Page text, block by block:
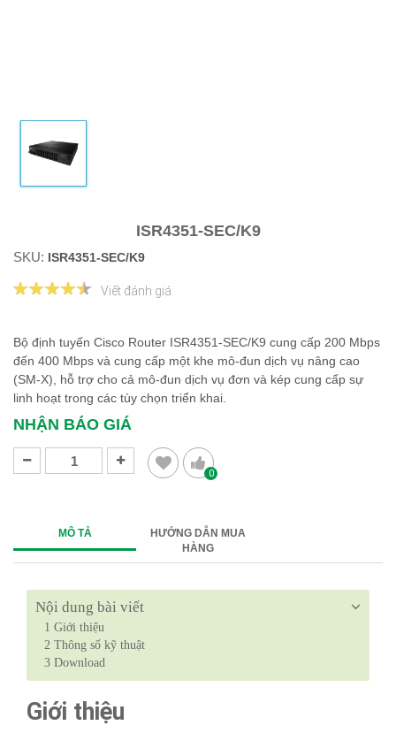
ISR4351-SEC/K9
SKU: ISR4351-SEC/K9
Viết đánh giá
Bộ định tuyến Cisco Router ISR4351-SEC/K9 cung cấp 200 Mbps
đến 400 Mbps và cung cấp một khe mô-đun dịch vụ nâng cao
(SM-X), hỗ trợ cho cả mô-đun dịch vụ đơn và kép cung cấp sự
linh hoạt trong các tùy chọn triển khai.
NHẬN BÁO GIÁ
0
MÔ TẢ
HƯỚNG DẪN MUA
HÀNG
Nội dung bài viết
1 Giới thiệu
2 Thông số kỹ thuật
3 Download
Giới thiệu